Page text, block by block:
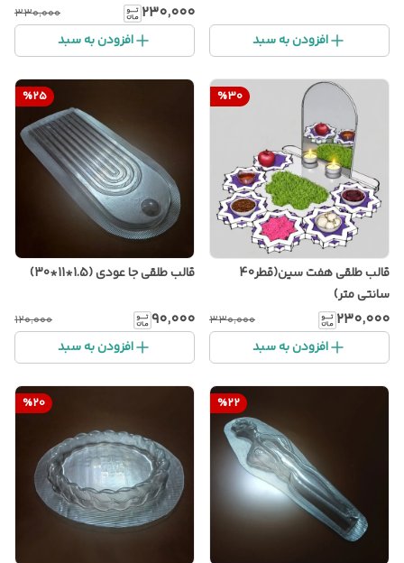
افزودن به سبد
۲۳۰٬۰۰۰ ۳۳۰٬۰۰۰
افزودن به سبد
%30
قالب طلقی هفت سین(قطر40
سانتی متر)
۲۳۰٬۰۰۰ ۳۳۰٬۰۰۰
افزودن به سبد
%25
قالب طلقی جا عودی (1.5*11*30)
۹۰٬۰۰۰ ۱۲۰٬۰۰۰
افزودن به سبد
%22
%20